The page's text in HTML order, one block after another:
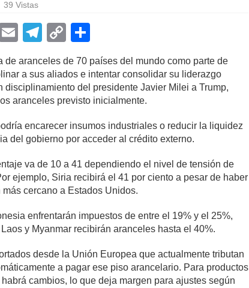
39 Vistas
Pi
nt
E
ail
T
el
e
gr
a
m
C
o
p
y
Li
n
k
ar
e
de aranceles de 70 países del mundo como parte de
a sus aliados e intentar consolidar su liderazgo
disciplinamiento del presidente Javier Milei a Trump,
aranceles previsto inicialmente.
encarecer insumos industriales o reducir la liquidez
del gobierno por acceder al crédito externo.
va de 10 a 41 dependiendo el nivel de tensión de
ejemplo, Siria recibirá el 41 por ciento a pesar de haber
cercano a Estados Unidos.
enfrentarán impuestos de entre el 19% y el 25%,
y Myanmar recibirán aranceles hasta el 40%.
desde la Unión Europea que actualmente tributan
a pagar ese piso arancelario. Para productos
cambios, lo que deja margen para ajustes según